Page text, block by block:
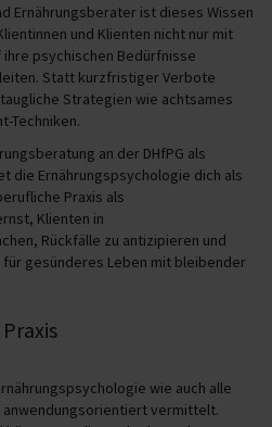
Ernährungsberater ist dieses Wissen
und Klienten nicht nur mit
psychischen Bedürfnisse
Statt kurzfristiger Verbote
Strategien wie achtsames
Techniken.
an der DHfPG als
die Ernährungspsychologie dich als
Praxis als
Klienten in
Rückfälle zu antizipieren und
gesünderes Leben mit bleibender
wie auch alle
anwendungsorientiert vermittelt.